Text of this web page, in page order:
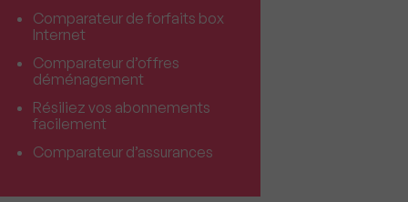
Comparateur de forfaits box
Internet
Comparateur d’offres
déménagement
Résiliez vos abonnements
facilement
Comparateur d’assurances